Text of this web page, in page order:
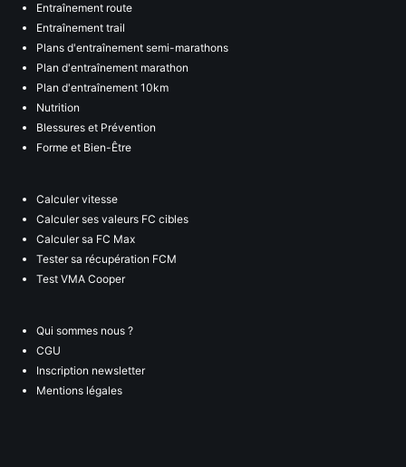
Entraînement route
Entraînement trail
Plans d'entraînement semi-marathons
Plan d'entraînement marathon
Plan d'entraînement 10km
Nutrition
Blessures et Prévention
Forme et Bien-Être
Calculer vitesse
Calculer ses valeurs FC cibles
Calculer sa FC Max
Tester sa récupération FCM
Test VMA Cooper
Qui sommes nous ?
CGU
Inscription newsletter
Mentions légales